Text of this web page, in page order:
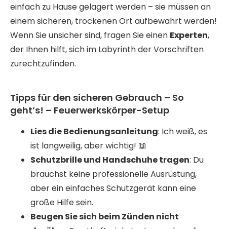
einfach zu Hause gelagert werden – sie müssen an
einem sicheren, trockenen Ort aufbewahrt werden!
Wenn Sie unsicher sind, fragen Sie einen Experten,
der Ihnen hilft, sich im Labyrinth der Vorschriften
zurechtzufinden.
Tipps für den sicheren Gebrauch – So
geht’s! – Feuerwerkskörper-Setup
Lies die Bedienungsanleitung: Ich weiß, es
ist langweilig, aber wichtig! 📖
Schutzbrille und Handschuhe tragen: Du
brauchst keine professionelle Ausrüstung,
aber ein einfaches Schutzgerät kann eine
große Hilfe sein.
Beugen Sie sich beim Zünden nicht